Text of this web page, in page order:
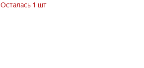
Осталась 1 шт